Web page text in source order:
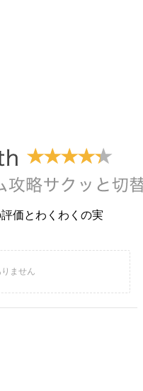
価とわくわくの実